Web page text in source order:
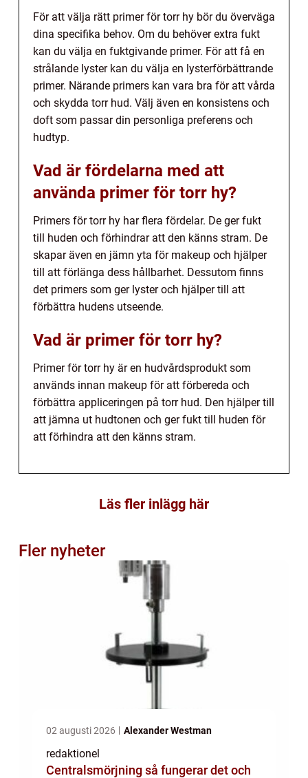
För att välja rätt primer för torr hy bör du överväga
dina specifika behov. Om du behöver extra fukt
kan du välja en fuktgivande primer. För att få en
strålande lyster kan du välja en lysterförbättrande
primer. Närande primers kan vara bra för att vårda
och skydda torr hud. Välj även en konsistens och
doft som passar din personliga preferens och
hudtyp.
Vad är fördelarna med att
använda primer för torr hy?
Primers för torr hy har flera fördelar. De ger fukt
till huden och förhindrar att den känns stram. De
skapar även en jämn yta för makeup och hjälper
till att förlänga dess hållbarhet. Dessutom finns
det primers som ger lyster och hjälper till att
förbättra hudens utseende.
Vad är primer för torr hy?
Primer för torr hy är en hudvårdsprodukt som
används innan makeup för att förbereda och
förbättra appliceringen på torr hud. Den hjälper till
att jämna ut hudtonen och ger fukt till huden för
att förhindra att den känns stram.
Läs fler inlägg här
Fler nyheter
02 augusti 2026 Alexander Westman
redaktionel
Centralsmörjning så fungerar det och